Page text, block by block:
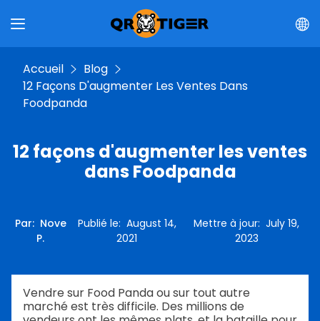
Accueil
Blog
12 Façons D'augmenter Les Ventes Dans
Foodpanda
12 façons d'augmenter les ventes
dans Foodpanda
Par: Nove
P.
Publié le: August 14,
2021
Mettre à jour:July 19,
2023
Vendre sur Food Panda ou sur tout autre
marché est très difficile. Des millions de